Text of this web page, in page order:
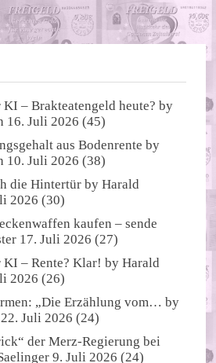
– Brakteatengeld heute? by
16. Juli 2026 (45)
aus Bodenrente by
10. Juli 2026 (38)
die Hintertür byHarald
2026 (30)
kaufen – sende
17. Juli 2026 (27)
– Rente? Klar! byHarald
2026 (26)
„Die Erzählung vom… by
22. Juli 2026 (24)
der Merz-Regierung bei
9. Juli 2026 (24)